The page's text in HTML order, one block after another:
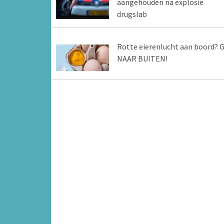
aangehouden na explosie
drugslab
Rotte eierenlucht aan boord?
NAAR BUITEN!